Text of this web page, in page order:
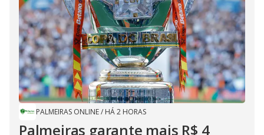
PALMEIRAS ONLINE/ HÁ 2 HORAS
Palmeiras garante mais R$ 4